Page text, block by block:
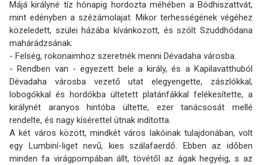
Májá királyné tíz hónapig hordozta méhében a Bódhiszattvát,
mint edényben a szézámolajat. Mikor terhességének végéhez
közeledett, szülei házába kívánkozott, és szólt Szuddhódana
mahárádzsának:
- Felség, rokonaimhoz szeretnék menni Dévadaha városba.
- Rendben van - egyezett bele a király, és a Kapilavatthuból
Dévadaha városba vezető utat elegyengette, zászlókkal,
lobogókkal és hordókba ültetett platánfákkal felékesítette, a
királynét aranyos hintóba ültette, ezer tanácsosát mellé
rendelte, és nagy kísérettel útnak indította.
A két város között, mindkét város lakóinak tulajdonában, volt
egy Lumbiní-liget nevű, kies szálafaerdő. Ebben az időben
minden fa virágpompában állt, tövétől az ágak hegyéig, s az